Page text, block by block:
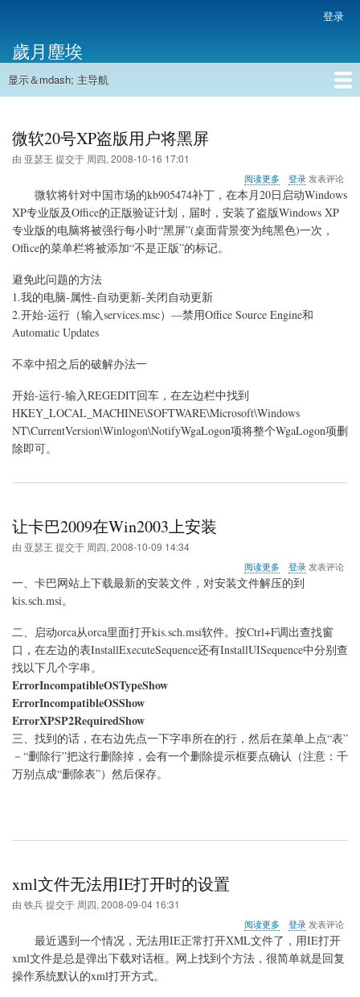
主
内
帐
户
菜
登录
歲月塵埃
主显示＆mdash; 主导航
微软20号XP盗版用户将黑屏
由 亚瑟王 提交于 周四, 2008-10-16 17:01
阅读更多
于
微
软
20
户
登录发表评论
微软将针对中国市场的kb905474补丁， 在本月20日启动Windows
XP专业版及Office的正版验证计划，届时，安装了盗版Windows XP
专业版的电脑将被强行每小时“黑屏”(桌面背景变为纯黑色)一次，
Office的菜单栏将被添加“不是正版”的标记。
避免此问题的方法
1.我的电脑-属性-自动更新-关闭自动更新
2.开始-运行（输入services.msc）—禁用Office Source Engine和
Automatic Updates
不幸中招之后的破解办法一
开始-运行-输入REGEDIT回车，在左边栏中找到
HKEY_LOCAL_MACHINE\SOFTWARE\Microsoft\Windows
NT\CurrentVersion\Winlogon\NotifyWgaLogon项将整个WgaLogon项删
除即可。
让卡巴2009在Win2003上安装
由 亚瑟王 提交于 周四, 2008-10-09 14:34
阅读更多
于
让
2009
在
登录发表评论
一、卡巴网站上下载最新的安装文件，对安装文件解压的到
kis.sch.msi。
二、启动orca从orca里面打开kis.sch.msi软件。按Ctrl+F调出查找窗
口，在左边的表InstallExecuteSequence还有InstallUISequence中分别查
找以下几个字串。
ErrorIncompatibleOSTypeShow
ErrorIncompatibleOSShow
ErrorXPSP2RequiredShow
三、找到的话，在右边先点一下字串所在的行，然后在菜单上点“表”
－“删除行”把这行删除掉，会有一个删除提示框要点确认（注意：千
万别点成“删除表”）然后保存。
xml文件无法用IE打开时的设置
由 铁兵提交于 周四, 2008-09-04 16:31
阅读更多
于
xml
文
登录发表评论
最近遇到一个情况，无法用IE正常打开XML文件了，用IE打开
xml文件是总是弹出下载对话框。网上找到个方法，很简单就是回复
操作系统默认的xml打开方式。